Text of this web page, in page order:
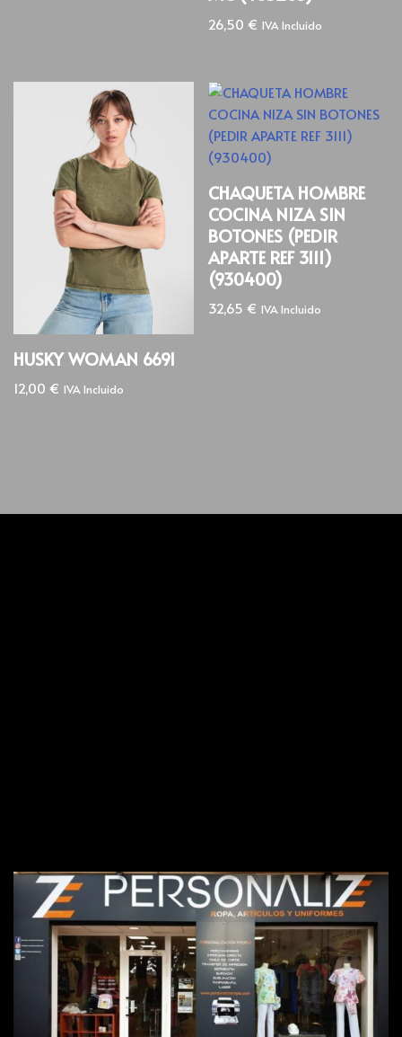
26,50€ IVA Incluido
HUSKY WOMAN 6691
12,00 € IVA Incluido
CHAQUETA HOMBRE
COCINA NIZA SIN
BOTONES (PEDIR
APARTE REF 3111)
(930400)
32,65€ IVA Incluido